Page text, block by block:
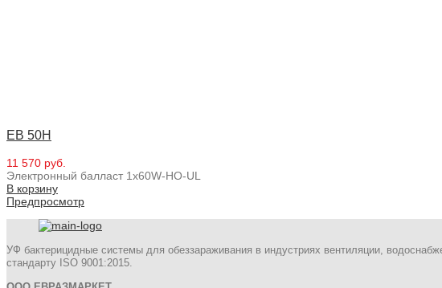
EB 50H
11 570 руб.
Электронный балласт 1x60W-HO-UL
В корзину
Предпросмотр
УФ бактерицидные системы для обеззараживания в индустриях вентиляции,
стандарту ISO 9001:2015.